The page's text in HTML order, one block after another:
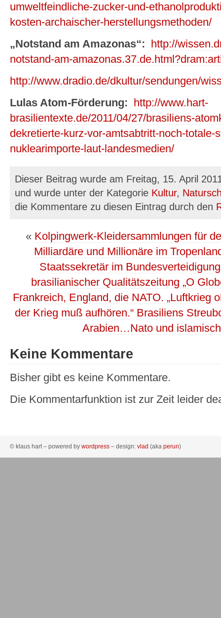
umweltfeindliche-zucker-und-
kosten-archaischer-herstellungsmethoden/
„Notstand am Amazonas“:
http://
notstand-am-
http://www.dradio.de/dkultur/sendungen/
Lulas Atom-Förderung:
http://www.hart-
brasilientexte.de/2011/04/27/brasiliens-
dekretierte-kurz-vor-amtsabtritt-noch-totale-
nuklearimporte-laut-landesmedien/
Dieser Beitrag wurde am Freitag, 15. April
und wurde unter der Kategorie Kultur,
die Kommentare zu diesen Eintrag durch den
« Kolpingwerk-Kleidersammlungen für
Milliardäre und Millionäre im
Staatssekretär im
brasilianischer Qualitätszeitung „O
Frankreich, England, die NATO. „Luftkrieg
der Krieg muß aufhören.“ Brasiliens
Arabien…Nato und
Keine Kommentare
Bisher gibt es keine Kommentare.
Die Kommentarfunktion ist zur Zeit leider
© klaus hart – powered by wordpress – design: vlad (aka perun)